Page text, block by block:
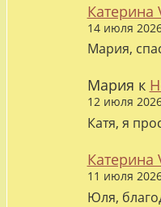
Катерина
14 июля
Мария,
Мария к
12 июля
Катя, я
Катерина
11 июля
Юля,